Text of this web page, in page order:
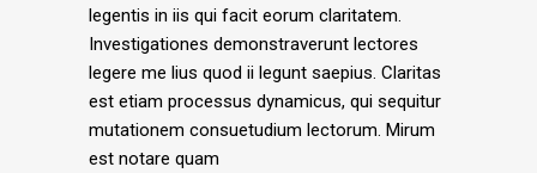
legentis in iis qui facit eorum claritatem.
Investigationes demonstraverunt lectores
legere me lius quod ii legunt saepius. Claritas
est etiam processus dynamicus, qui sequitur
mutationem consuetudium lectorum. Mirum
est notare quam